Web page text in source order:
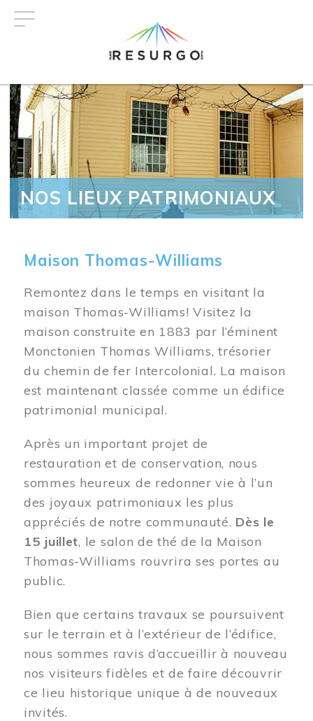
NOS LIEUX PATRIMONIAUX
Maison Thomas-Williams
Remontez dans le temps en visitant la
maison Thomas-Williams! Visitez la
maison construite en 1883 par l’éminent
Monctonien Thomas Williams, trésorier
du chemin de fer Intercolonial. La maison
est maintenant classée comme un édifice
patrimonial municipal.
Après un important projet de
restauration et de conservation, nous
sommes heureux de redonner vie à l’un
des joyaux patrimoniaux les plus
appréciés de notre communauté. Dès le
15 juillet, le salon de thé de la Maison
Thomas-Williams rouvrira ses portes au
public.
Bien que certains travaux se poursuivent
sur le terrain et à l’extérieur de l’édifice,
nous sommes ravis d’accueillir à nouveau
nos visiteurs fidèles et de faire découvrir
ce lieu historique unique à de nouveaux
invités.